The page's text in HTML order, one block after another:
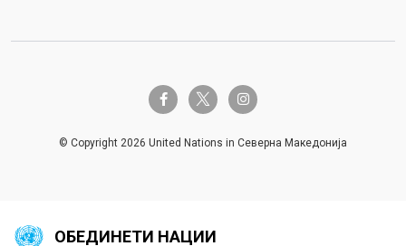
facebook-ftwitter-x instagram
© Copyright 2026 United Nations in Северна Македонија
ОБЕДИНЕТИ НАЦИИ